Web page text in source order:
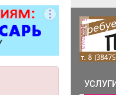
многого
Быстро,
реклама